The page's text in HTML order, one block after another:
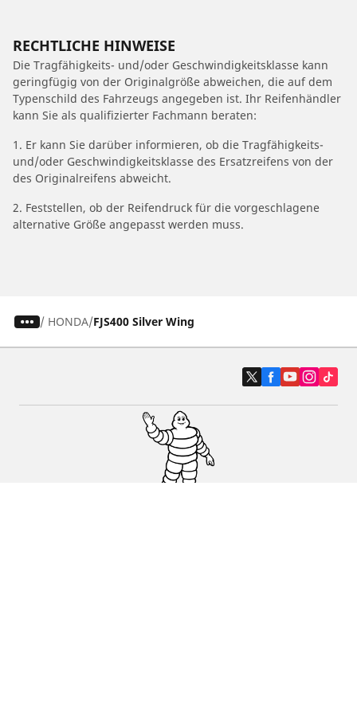
RECHTLICHE HINWEISE
Die Tragfähigkeits- und/oder Geschwindigkeitsklasse kann
geringfügig von der Originalgröße abweichen, die auf dem
Typenschild des Fahrzeugs angegeben ist. Ihr Reifenhändler
kann Sie als qualifizierter Fachmann beraten:
1. Er kann Sie darüber informieren, ob die Tragfähigkeits-
und/oder Geschwindigkeitsklasse des Ersatzreifens von der
des Originalreifens abweicht.
2. Feststellen, ob der Reifendruck für die vorgeschlagene
alternative Größe angepasst werden muss.
/ HONDA FJS400 Silver Wing